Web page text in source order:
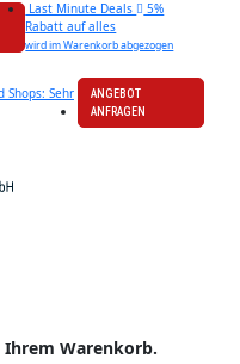
Last Minute Deals
5%
Rabatt auf alles
wird im Warenkorb abgezogen
Shops: Sehr
ANGEBOT
ANFRAGEN
Warenkorb.